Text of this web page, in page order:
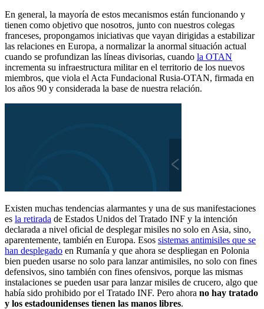
En general, la mayoría de estos mecanismos están funcionando y
tienen como objetivo que nosotros, junto con nuestros colegas
franceses, propongamos iniciativas que vayan dirigidas a estabilizar
las relaciones en Europa, a normalizar la anormal situación actual
cuando se profundizan las líneas divisorias, cuando la OTAN
incrementa su infraestructura militar en el territorio de los nuevos
miembros, que viola el Acta Fundacional Rusia-OTAN, firmada en
los años 90 y considerada la base de nuestra relación.
Existen muchas tendencias alarmantes y una de sus manifestaciones
es la retirada de Estados Unidos del Tratado INF y la intención
declarada a nivel oficial de desplegar misiles no solo en Asia, sino,
aparentemente, también en Europa. Esos sistemas antimisiles que se
han desplegado en Rumanía y que ahora se despliegan en Polonia
bien pueden usarse no solo para lanzar antimisiles, no solo con fines
defensivos, sino también con fines ofensivos, porque las mismas
instalaciones se pueden usar para lanzar misiles de crucero, algo que
había sido prohibido por el Tratado INF. Pero ahora no hay tratado
y los estadounidenses tienen las manos libres.